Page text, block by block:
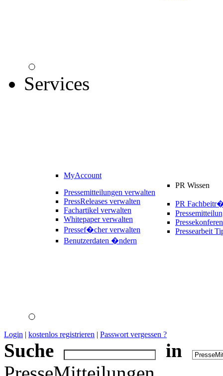
Services
MyAccount
Pressemitteilungen verwalten
PressReleases verwalten
Fachartikel verwalten
Whitepaper verwalten
Pressef�cher verwalten
Benutzerdaten �ndern
PR Wissen
PR
Pressearbeit
Login | kostenlos registrieren | Passwort vergessen ?
Suche
in